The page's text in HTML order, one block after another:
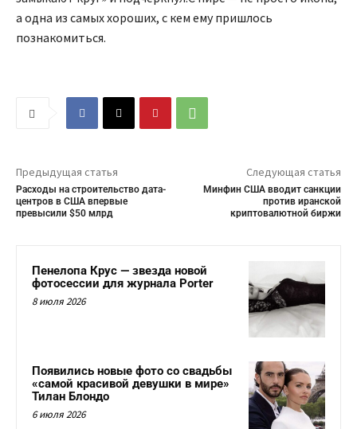
а одна из самых хороших, с кем ему пришлось
познакомиться.
Предыдущая статья
Расходы на строительство дата-
центров в США впервые
превысили $50 млрд
Следующая статья
Минфин США вводит санкции
против иранской
криптовалютной биржи
Пенелопа Крус — звезда новой
фотосессии для журнала Porter
8 июля 2026
Появились новые фото со свадьбы
«самой красивой девушки в мире»
Тилан Блондо
6 июля 2026